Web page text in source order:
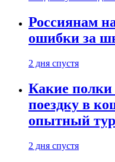
Россиянам
ошибки за
2 дня спустя
Какие полки
поездку в
опытный
2 дня спустя